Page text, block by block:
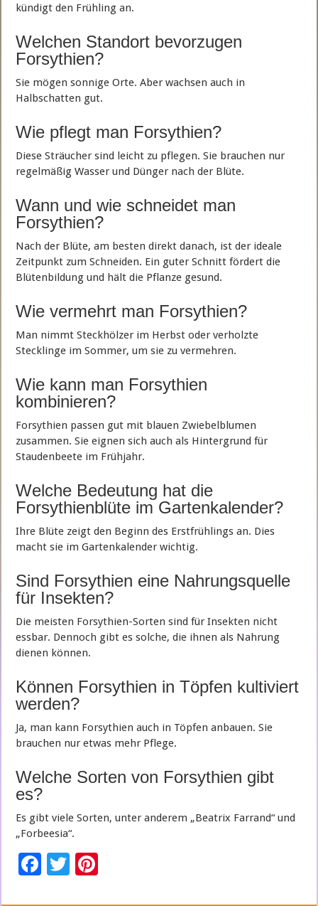
kündigt den Frühling an.
Welchen Standort bevorzugen
Forsythien?
Sie mögen sonnige Orte. Aber wachsen auch in
Halbschatten gut.
Wie pflegt man Forsythien?
Diese Sträucher sind leicht zu pflegen. Sie brauchen nur
regelmäßig Wasser und Dünger nach der Blüte.
Wann und wie schneidet man
Forsythien?
Nach der Blüte, am besten direkt danach, ist der ideale
Zeitpunkt zum Schneiden. Ein guter Schnitt fördert die
Blütenbildung und hält die Pflanze gesund.
Wie vermehrt man Forsythien?
Man nimmt Steckhölzer im Herbst oder verholzte
Stecklinge im Sommer, um sie zu vermehren.
Wie kann man Forsythien
kombinieren?
Forsythien passen gut mit blauen Zwiebelblumen
zusammen. Sie eignen sich auch als Hintergrund für
Staudenbeete im Frühjahr.
Welche Bedeutung hat die
Forsythienblüte im Gartenkalender?
Ihre Blüte zeigt den Beginn des Erstfrühlings an. Dies
macht sie im Gartenkalender wichtig.
Sind Forsythien eine Nahrungsquelle
für Insekten?
Die meisten Forsythien-Sorten sind für Insekten nicht
essbar. Dennoch gibt es solche, die ihnen als Nahrung
dienen können.
Können Forsythien in Töpfen kultiviert
werden?
Ja, man kann Forsythien auch in Töpfen anbauen. Sie
brauchen nur etwas mehr Pflege.
Welche Sorten von Forsythien gibt
es?
Es gibt viele Sorten, unter anderem „Beatrix Farrand“ und
„Forbeesia“.
F
T